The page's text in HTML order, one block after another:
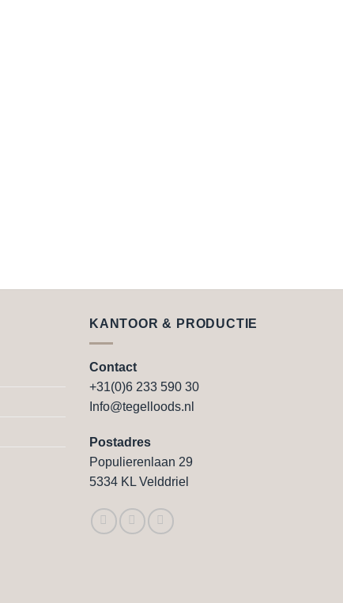
KANTOOR & PRODUCTIE
Contact
+31(0)6 233 590 30
Info@tegelloods.nl
Postadres
Populierenlaan 29
5334 KL Velddriel